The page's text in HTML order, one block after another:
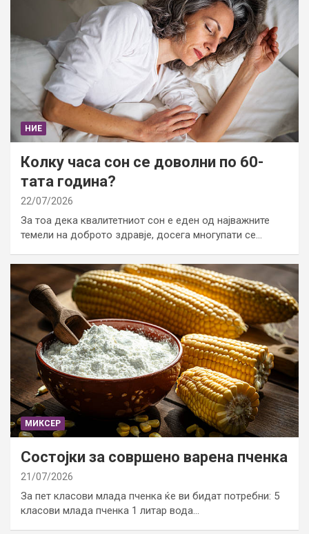
НИЕ
Колку часа сон се доволни по 60-
тата година?
22/07/2026
За тоа дека квалитетниот сон е еден од најважните
темели на доброто здравје, досега многупати се…
МИКСЕР
Состојки за совршено варена пченка
21/07/2026
За пет класови млада пченка ќе ви бидат потребни: 5
класови млада пченка 1 литар вода…